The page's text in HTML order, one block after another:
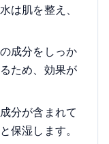
は肌を整え、
成分をしっか
ため、効果が
分が含まれて
保湿します。